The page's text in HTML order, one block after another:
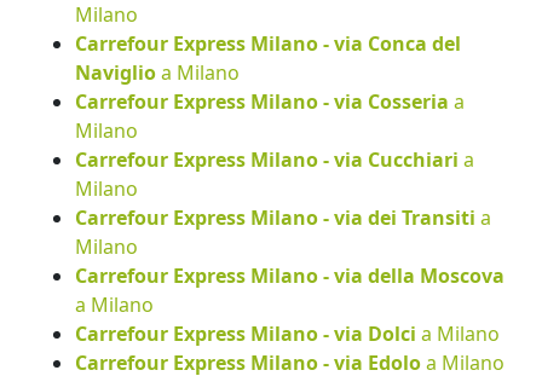
Milano
Carrefour Express Milano - via Conca del
Naviglioa Milano
Carrefour Express Milano - via Cosseria a
Milano
Carrefour Express Milano - via Cucchiari a
Milano
Carrefour Express Milano - via dei Transiti a
Milano
Carrefour Express Milano - via della Moscova
a Milano
Carrefour Express Milano - via Dolci a Milano
Carrefour Express Milano - via Edoloa Milano